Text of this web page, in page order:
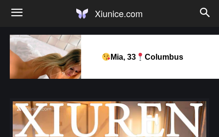
Xiunice.com
Mia, 33 Columbus